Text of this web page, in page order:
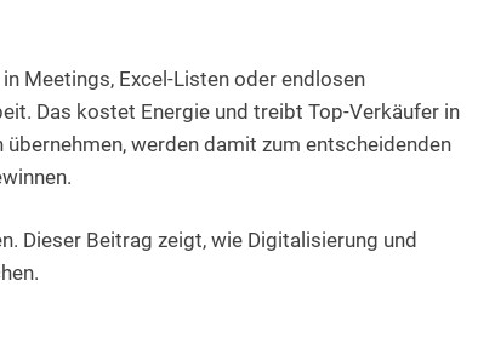
Meetings, Excel-Listen oder endlosen
Das kostet Energie und treibt Top-Verkäufer in
werden damit zum entscheidenden
Dieser Beitrag zeigt, wie Digitalisierung und